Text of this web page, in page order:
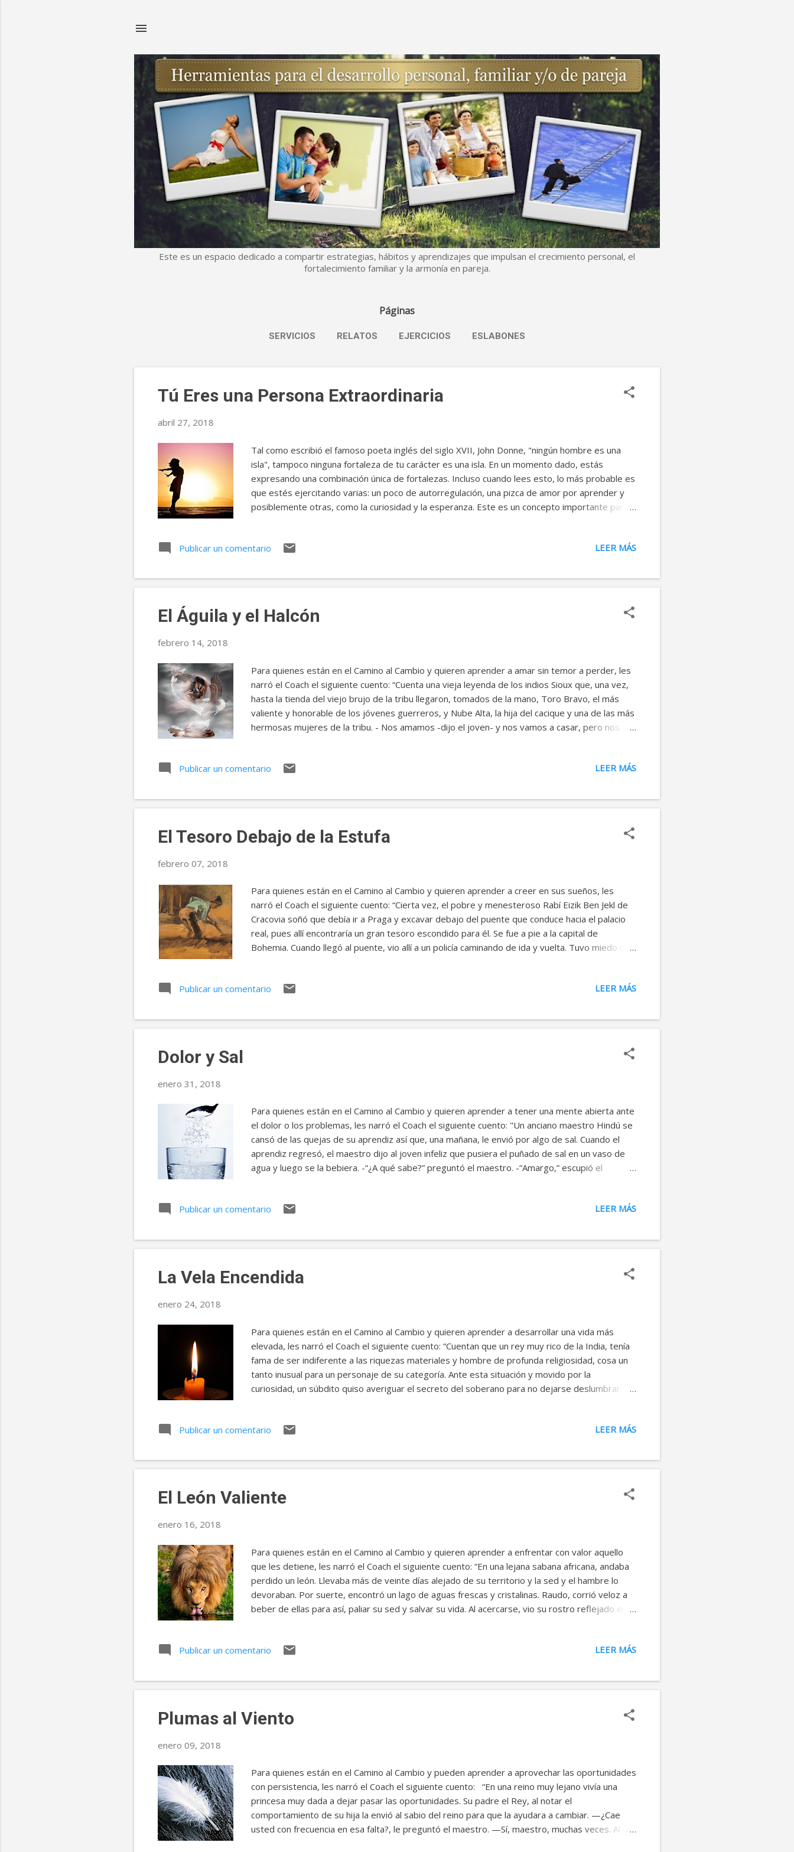
Este es un espacio dedicado a compartir estrategias, hábitos y aprendizajes que impulsan el crecimiento personal, el
fortalecimiento familiar y la armonía en pareja.
Páginas
SERVICIOS RELATOS EJERCICIOS ESLABONES
Tú Eres una Persona Extraordinaria
abril 27, 2018
Tal como escribió el famoso poeta inglés del siglo XVII, John Donne, "ningún hombre es una
isla", tampoco ninguna fortaleza de tu carácter es una isla. En un momento dado, estás
expresando una combinación única de fortalezas. Incluso cuando lees esto, lo más probable es
que estés ejercitando varias: un poco de autorregulación, una pizca de amor por aprender y
posiblemente otras, como la curiosidad y la esperanza. Este es un concepto importante para
en el campo del estudio de las Fortalezas, dijo una vez: "El carácter es plural." Las personas no
fortaleza en particular. Constantemente estás usando una constelación diferente de fortalezas
en varios niveles, a medida que pasas...
Publicar un comentario LEER MÁS
El Águila y el Halcón
febrero 14, 2018
Para quienes están en el Camino al Cambio y quieren aprender a amar sin temor a perder, les
narró el Coach el siguiente cuento: “Cuenta una vieja leyenda de los indios Sioux que, una vez,
hasta la tienda del viejo brujo de la tribu llegaron, tomados de la mano, Toro Bravo, el más
valiente y honorable de los jóvenes guerreros, y Nube Alta, la hija del cacique y una de las más
hermosas mujeres de la tribu. - Nos amamos -dijo el joven- y nos vamos a casar, pero nos
algo que podamos hacer? El viejo los miró y se emocionó de verlos tan jóvenes, tan
pausa- pero es una tarea muy difícil y sacrificada. - No importa, lo que sea -contestaron
ambos. - Bien -dijo el brujo: Nube Alta, ¿ves el monte ...
Publicar un comentario LEER MÁS
El Tesoro Debajo de la Estufa
febrero 07, 2018
Para quienes están en el Camino al Cambio y quieren aprender a creer en sus sueños, les
narró el Coach el siguiente cuento: “Cierta vez, el pobre y menesteroso Rabí Eizik Ben Jekl de
Cracovia soñó que debía ir a Praga y excavar debajo del puente que conduce hacia el palacio
real, pues allí encontraría un gran tesoro escondido para él. Se fue a pie a la capital de
Bohemia. Cuando llegó al puente, vio allí a un policía caminando de ida y vuelta. Tuvo miedo de
comportamiento. El Rabí le contó su sueño. El policía le contestó con ancha sonrisa: - "¿Quieres
aquella gente que cree en ellos. Si yo creyera, también ya hace tiempo tendría que haberme
ido bien ligerito, pues a mí se me aconsejó en un ...
Publicar un comentario LEER MÁS
Dolor y Sal
enero 31, 2018
Para quienes están en el Camino al Cambio y quieren aprender a tener una mente abierta ante
el dolor o los problemas, les narró el Coach el siguiente cuento: "Un anciano maestro Hindú se
cansó de las quejas de su aprendiz así que, una mañana, le envió por algo de sal. Cuando el
aprendiz regresó, el maestro dijo al joven infeliz que pusiera el puñado de sal en un vaso de
agua y luego se la bebiera. -“¿A qué sabe?” preguntó el maestro. -“Amargo,” escupió el
el muchacho lanzó al agua su manotada de sal el viejo le dijo: “Ahora bebe del lago.” En cuanto
comentó el aprendiz. -“¿Te supo a sal?” -“No,” dijo el joven. En esto el maestro se sentó al
lado de este ch...
Publicar un comentario LEER MÁS
La Vela Encendida
enero 24, 2018
Para quienes están en el Camino al Cambio y quieren aprender a desarrollar una vida más
elevada, les narró el Coach el siguiente cuento: “Cuentan que un rey muy rico de la India, tenía
fama de ser indiferente a las riquezas materiales y hombre de profunda religiosidad, cosa un
tanto inusual para un personaje de su categoría. Ante esta situación y movido por la
curiosidad, un súbdito quiso averiguar el secreto del soberano para no dejarse deslumbrar
preguntó: Majestad, ¿cuál es su secreto para cultivar la vida espiritual en medio de tanta
mi riqueza. Pero lleva una vela encendida. Si se apaga, te decapitaré. Al término del paseo, el
rey le preguntó: ¿Qué piensas de mis riquezas? La persona respo...
Publicar un comentario LEER MÁS
El León Valiente
enero 16, 2018
Para quienes están en el Camino al Cambio y quieren aprender a enfrentar con valor aquello
que les detiene, les narró el Coach el siguiente cuento: “En una lejana sabana africana, andaba
perdido un león. Llevaba más de veinte días alejado de su territorio y la sed y el hambre lo
devoraban. Por suerte, encontró un lago de aguas frescas y cristalinas. Raudo, corrió veloz a
beber de ellas para así, paliar su sed y salvar su vida. Al acercarse, vio su rostro reflejado en
siguiente, armado de valor, se acercó de nuevo al lago. Igual que el día anterior, volvió a ver su
el mismo resultado. Por fin, en uno de esos días comprendió que sería el último si no se
enfrentaba a su rival. Tomó finalmen...
Publicar un comentario LEER MÁS
Plumas al Viento
enero 09, 2018
Para quienes están en el Camino al Cambio y pueden aprender a aprovechar las oportunidades
con persistencia, les narró el Coach el siguiente cuento: “En una reino muy lejano vivía una
princesa muy dada a dejar pasar las oportunidades. Su padre el Rey, al notar el
comportamiento de su hija la envió al sabio del reino para que la ayudara a cambiar. —¿Cae
usted con frecuencia en esa falta?, le preguntó el maestro. —Sí, maestro, muchas veces. Al ver